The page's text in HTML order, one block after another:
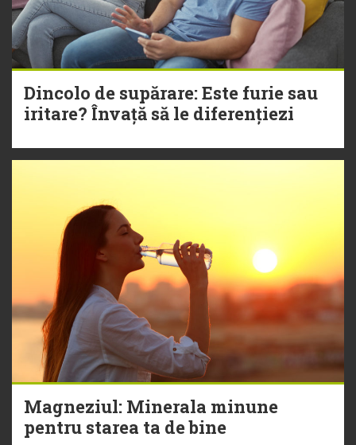
Dincolo de supărare: Este furie sau
iritare? Învață să le diferențiezi
Magneziul: Minerala minune
pentru starea ta de bine